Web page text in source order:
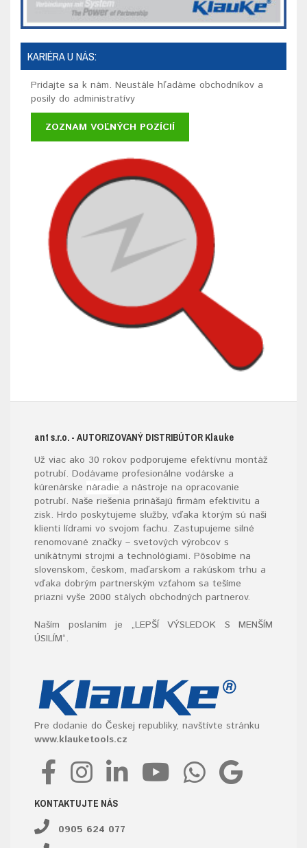
KARIÉRA U NÁS:
Pridajte sa k nám. Neustále hľadáme obchodníkov a
posily do administratívy
ZOZNAM VOĽNÝCH POZÍCIÍ
ant s.r.o. - AUTORIZOVANÝ DISTRIBÚTOR Klauke
Už viac ako 30 rokov podporujeme efektívnu montáž
potrubí. Dodávame profesionálne vodárske a
kúrenárske náradie a nástroje na opracovanie
potrubí. Naše riešenia prinášajú firmám efektivitu a
zisk. Hrdo poskytujeme služby, vďaka ktorým sú naši
klienti lídrami vo svojom fachu. Zastupujeme silné
renomované značky – svetových výrobcov s
unikátnymi strojmi a technológiami. Pôsobíme na
slovenskom, českom, maďarskom a rakúskom trhu a
vďaka dobrým partnerským vzťahom sa tešíme
priazni vyše 2000 stálych obchodných partnerov.
Naším poslaním je „LEPŠÍ VÝSLEDOK S MENŠÍM
ÚSILÍM“.
Pre dodanie do Českej republiky, navštívte stránku
www.klauketools.cz
KONTAKTUJTE NÁS
0905 624 077